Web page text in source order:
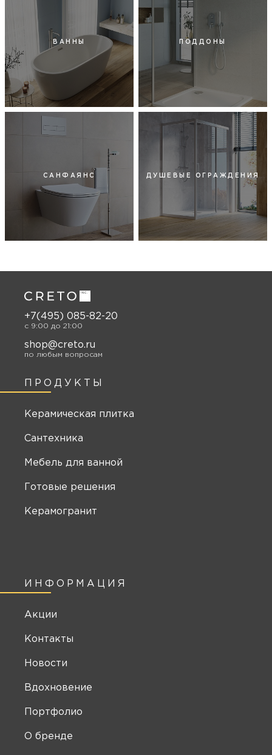
ВАННЫ ПОДДОНЫ
САНФАЯНС ДУШЕВЫЕ ОГРАЖДЕНИЯ
ИНФОРМАЦИЯ
Акции
Контакты
Новости
Вдохновение
Портфолио
О бренде
ПРОДУКТЫ
Керамическая плитка
Сантехника
Мебель для ванной
Готовые решения
Керамогранит
+7(495) 085-82-20
c 9:00 до 21:00
shop@creto.ru
по любым вопросам